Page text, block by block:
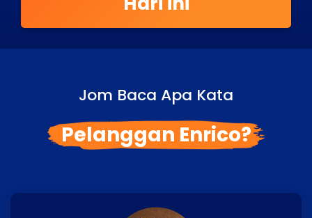
Jom Baca Apa Kata
Pelanggan Enrico?